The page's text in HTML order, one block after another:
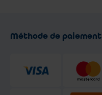
Méthode de paiement